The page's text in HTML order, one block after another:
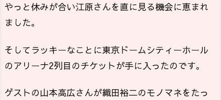
やっと休みが合い江原さんを直に見る機会に恵まれ
ました。
そしてラッキーなことに東京ドームシティーホール
のアリーナ2列目のチケットが手に入ったのです。
ゲストの山本高広さんが織田裕二のモノマネをたっ